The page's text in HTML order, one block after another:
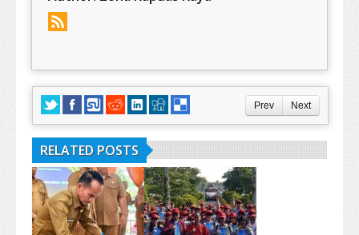
Prev Next
RELATED POSTS